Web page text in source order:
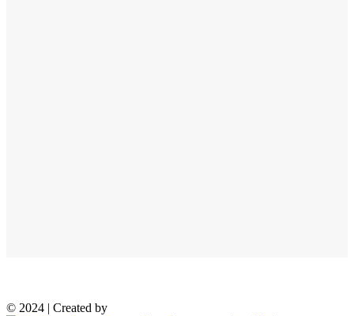
© 2024 | Created by